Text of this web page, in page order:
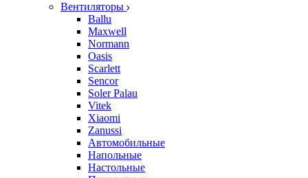
Вентиляторы
Ballu
Maxwell
Normann
Oasis
Scarlett
Sencor
Soler Palau
Vitek
Xiaomi
Zanussi
Автомобильные
Напольные
Настольные